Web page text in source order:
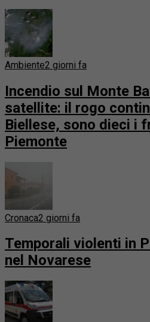
Ambiente2 giorni fa
Incendio sul Monte
satellite: il rogo
Biellese, sono dieci i
Piemonte
Cronaca2 giorni fa
Temporali violenti in
nel Novarese